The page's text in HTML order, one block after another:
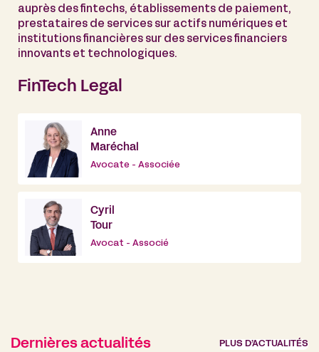
auprès des fintechs, établissements de paiement,
prestataires de services sur actifs numériques et
institutions financières sur des services financiers
innovants et technologiques.
FinTech Legal
Anne
Maréchal
Avocate - Associée
Cyril
Tour
Avocat - Associé
Dernières actualités PLUS D’ACTUALITÉS